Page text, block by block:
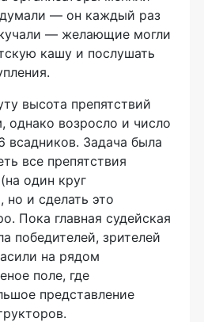
— он каждый раз
— желающие могли
кашу и послушать
высота препятствий
однако возросло и число
всадников. Задача была
все препятствия
один круг
но и сделать это
Пока главная судейская
победителей, зрителей
на рядом
поле, где
представление